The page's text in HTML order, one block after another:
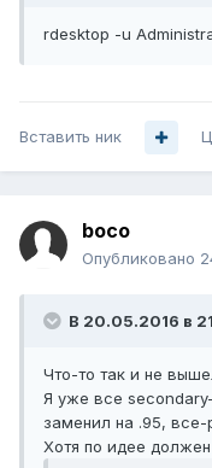
rdesktop -u
Вставить ник
boco
Опубликовано
В 20.05.2016 в
Что-то так и не
Я уже все
заменил на .95, все-
Хотя по идее